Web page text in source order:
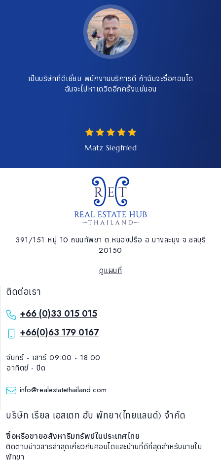
เป็นบริษัทที่ดีเยี่ยม พนักงานบริการดี ถ้าฉันจะซื้อคอนโด
ฉันจะไปหาเดวิดอีกครั้งแน่นอน
Matz Siegfried
391/151 หมู่ 10 ถนนทัพยา ต.หนองปรือ อ.บางละมุง จ.ชลบุรี
20150
ดูแผนที่
ติดต่อเรา
+66 (0)33 015 015
+66(0)63 179 0167
จันทร์ - เสาร์ 09:00 - 18:00
อาทิตย์ - ปิด
info@realestatethailand.com
บริษัท เรียล เอสเตท ฮับ พัทยา(ไทยแลนด์) จำกัด
ซื้อหรือขายอสังหาริมทรัพย์ในประเทศไทย
ติดตามข่าวสารล่าสุดเกี่ยวกับคอนโดและบ้านที่ดีที่สุดสำหรับขายใน
พัทยา